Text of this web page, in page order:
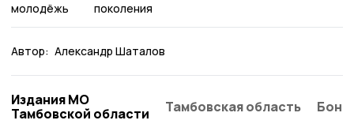
молодёжь поколения
Автор: Александр Шаталов
Издания МО
Тамбовской области
Тамбовская область